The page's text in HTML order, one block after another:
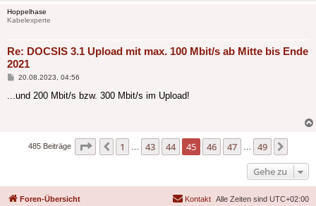
Hoppelhase
Kabelexperte
Re: DOCSIS 3.1 Upload mit max. 100 Mbit/s ab Mitte bis Ende
2021
Beitrag
20.08.2023, 04:56
...und 200 Mbit/s bzw. 300 Mbit/s im Upload!
485 Beiträge Seite 45 von49
Vorherige
1 43 44 45 46 47 49
Gehe zu
Foren-Übersicht Alle Zeiten sind UTC+02:00
Kontakt